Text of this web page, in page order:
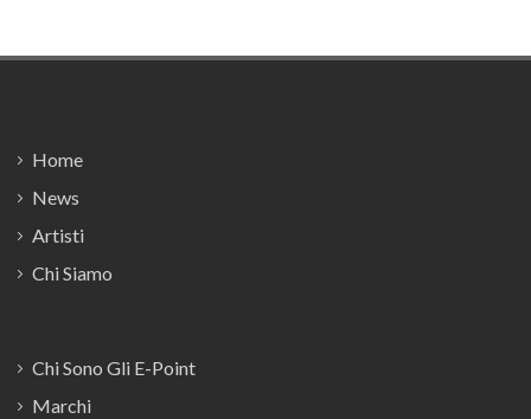
Home
News
Artisti
Chi Siamo
Chi Sono Gli E-Point
Marchi